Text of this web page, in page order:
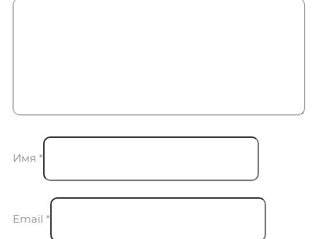
Имя *
Email *